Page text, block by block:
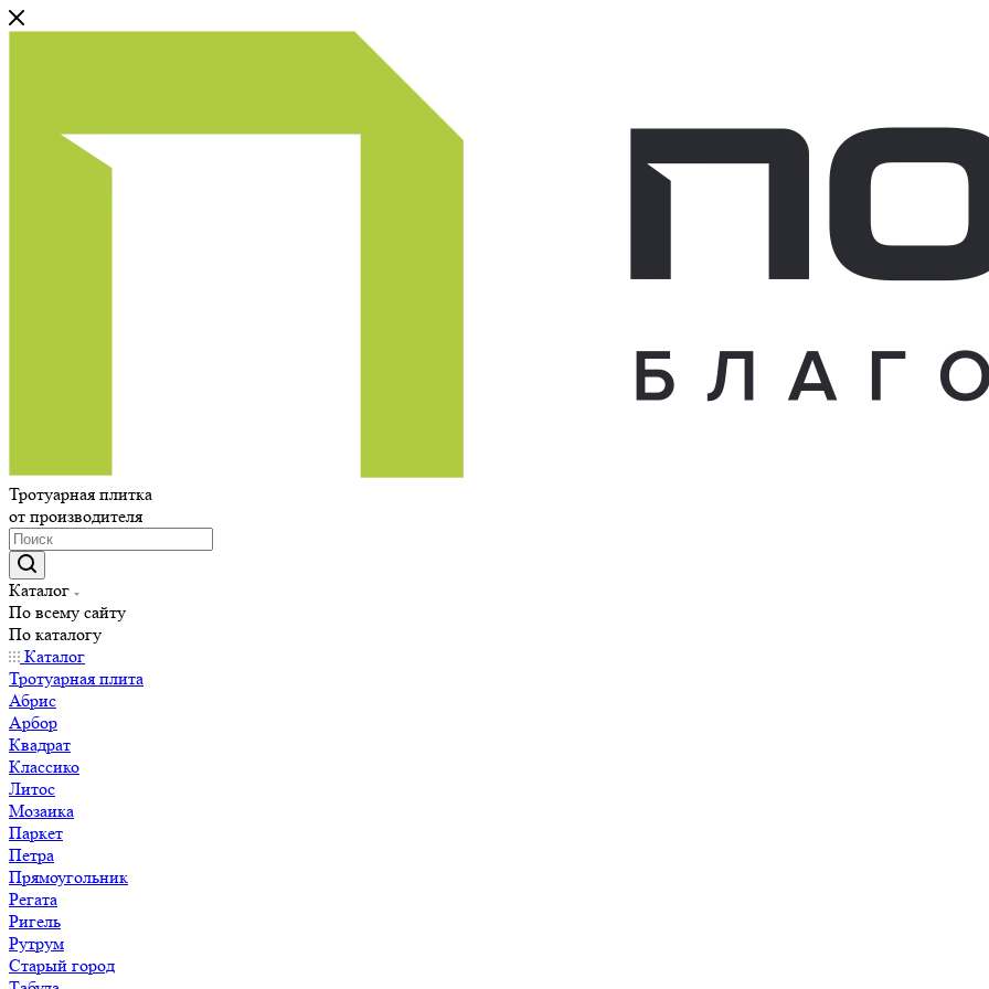
Тротуарная плитка
от производителя
Каталог
По всему сайту
По каталогу
Каталог
Тротуарная плита
Абрис
Арбор
Квадрат
Классико
Литос
Мозаика
Паркет
Петра
Прямоугольник
Регата
Ригель
Рутрум
Старый город